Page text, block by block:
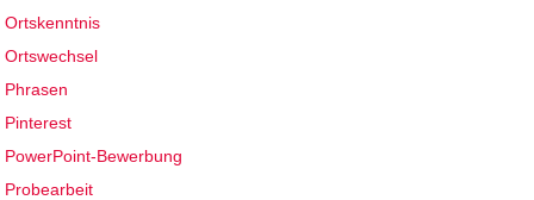
Ortskenntnis
Ortswechsel
Phrasen
Pinterest
PowerPoint-Bewerbung
Probearbeit